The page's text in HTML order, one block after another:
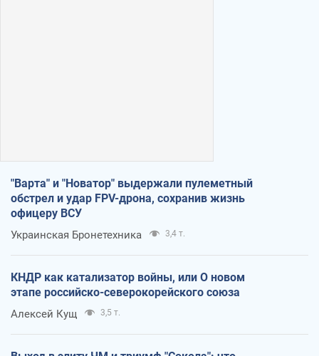
"Варта" и "Новатор" выдержали пулеметный
обстрел и удар FPV-дрона, сохранив жизнь
офицеру ВСУ
Украинская Бронетехника 3,4 т.
КНДР как катализатор войны, или О новом
этапе российско-северокорейского союза
Алексей Кущ 3,5 т.